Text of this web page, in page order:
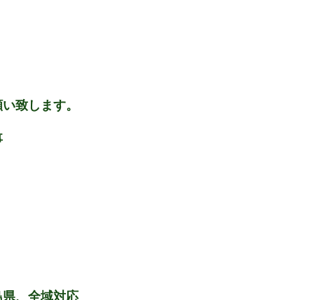
致します。
、全域対応